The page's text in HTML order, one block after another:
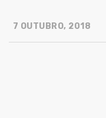
7 OUTUBRO, 2018